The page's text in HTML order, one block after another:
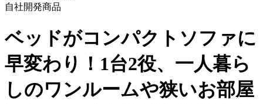
自社開発商品
ベッドがコンパクトソファに
早変わり！1台2役、一人暮ら
しのワンルームや狭いお部屋